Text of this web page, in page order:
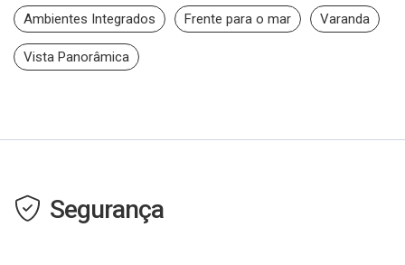
Ambientes Integrados Frente para o mar Varanda
Vista Panorâmica
Segurança